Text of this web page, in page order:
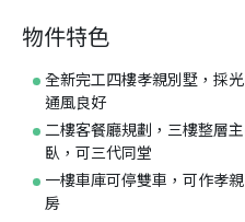
物件特色
全新完工四樓孝親別墅，採光
通風良好
二樓客餐廳規劃，三樓整層主
臥，可三代同堂
一樓車庫可停雙車，可作孝親
房